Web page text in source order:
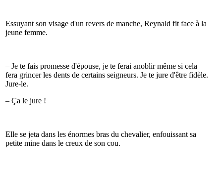
Essuyant son visage d'un revers de manche, Reynald fit face à la
jeune femme.
– Je te fais promesse d'épouse, je te ferai anoblir même si cela
fera grincer les dents de certains seigneurs. Je te jure d'être fidèle.
Jure-le.
– Ça le jure !
Elle se jeta dans les énormes bras du chevalier, enfouissant sa
petite mine dans le creux de son cou.